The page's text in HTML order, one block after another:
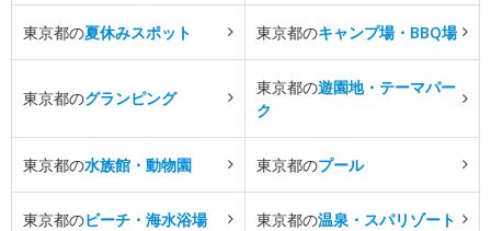
東京都の夏休みスポット 東京都のキャンプ場・BBQ場
東京都のグランピング
東京都の遊園地・テーマパー
ク
東京都の水族館・動物園 東京都のプール
東京都のビーチ・海水浴場 東京都の温泉・スパリゾート